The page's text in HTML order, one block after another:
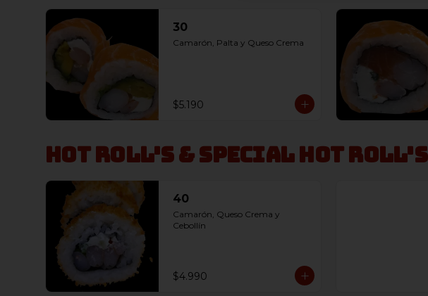
30
Camarón, Palta y Queso Crema
$5.190
Hot Roll's & Special Hot Roll's
40
Camarón, Queso Crema y
Cebollín
$4.990